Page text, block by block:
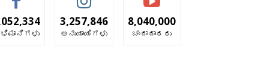
3,257,846
ಅನುಯಾಯಿಗಳು
8,040,000
ಚಂದಾದಾರರು